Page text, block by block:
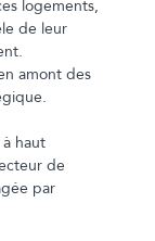
logements,
de leur
amont des
haut
de
par